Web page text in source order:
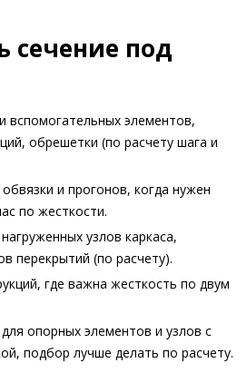
сечение под
вспомогательных элементов,
обрешетки (по расчету шага и
и прогонов, когда нужен
по жесткости.
узлов каркаса,
перекрытий (по расчету).
где важна жесткость по двум
опорных элементов и узлов с
подбор лучше делать по расчету.